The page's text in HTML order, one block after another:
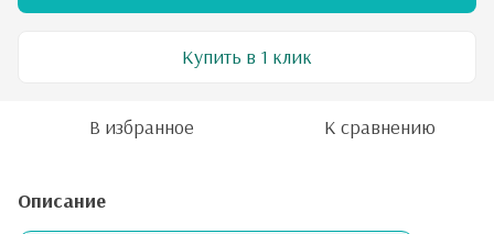
Купить в 1 клик
В избранное К сравнению
Описание